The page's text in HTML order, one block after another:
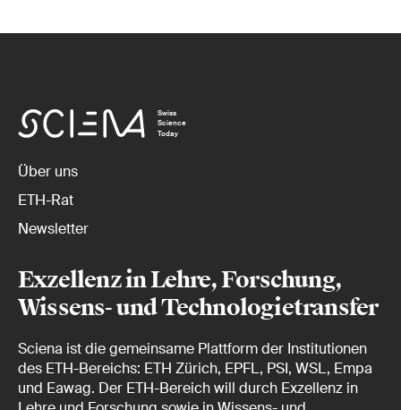
Swiss
Science
Today
Über uns
ETH-Rat
Newsletter
Exzellenz in Lehre, Forschung,
Wissens- und Technologietransfer
Sciena ist die gemeinsame Plattform der Institutionen
des ETH-Bereichs: ETH Zürich, EPFL, PSI, WSL, Empa
und Eawag. Der ETH-Bereich will durch Exzellenz in